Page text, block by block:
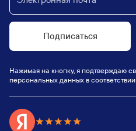
Подписаться
Нажимая на кнопку, я подтверждаю
персональных данных в